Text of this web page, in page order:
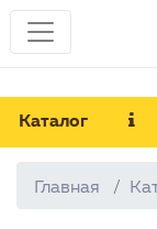
Каталог
Главная